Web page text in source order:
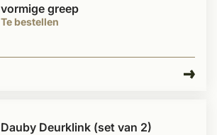
Te bestellen
vormige greep
Dauby Deurklink (set van 2)